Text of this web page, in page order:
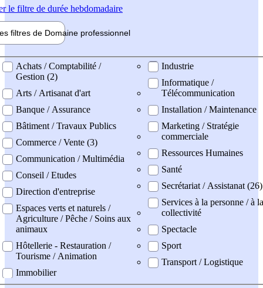
le filtre de durée hebdomadaire
filtres de Domaine professionnel
professionel
Achats / Comptabilité /
Gestion (2)
Arts / Artisanat d'art
Banque / Assurance
Bâtiment / Travaux Publics
Commerce / Vente (3)
Communication / Multimédia
Conseil / Etudes
Direction d'entreprise
Espaces verts et naturels /
Agriculture / Pêche / Soins aux
animaux
Hôtellerie - Restauration /
Tourisme / Animation
Immobilier
Industrie
Informatique /
Télécommunication
Installation / Maintenance
Marketing / Stratégie
commerciale
Ressources Humaines
Santé
Secrétariat / Assistanat (26)
Services à la personne / à la
collectivité
Spectacle
Sport
Transport / Logistique